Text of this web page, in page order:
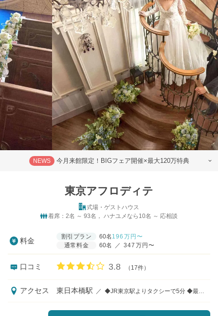
NEWS 今月来館限定！BIGフェア開催×最大120万特典
東京アフロディテ
式場・ゲストハウス
着席：2名 ～ 93名， ハナユメなら10名 ～ 応相談
料金
割引プラン 60名 196 万円〜
通常料金
60名 ／ 347万円〜
口コミ 口コミ評価
3.8 （17件）
アクセス 東日本橋駅 ／ ◆JR東京駅よりタクシーで5分 ◆最寄駅より徒歩3分（都営新宿線馬喰横山駅・都営浅草線東日本橋駅・JR馬喰町駅A3出口徒歩3分） ◆日比谷線小伝馬町駅1番または3番出口徒歩3分